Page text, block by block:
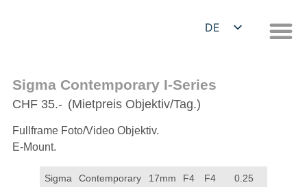
DE
Sigma Contemporary I-Series
CHF 35.- (Mietpreis Objektiv/Tag.)
Fullframe Foto/Video Objektiv.
E-Mount.
Sigma Contemporary 17mm F4
F4
0.25